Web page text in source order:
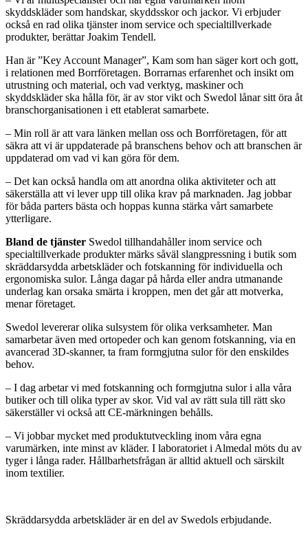
skyddskläder som handskar, skyddsskor och jackor. Vi erbjuder
också en rad olika tjänster inom service och specialtillverkade
produkter, berättar Joakim Tendell.
Han är ”Key Account Manager”, Kam som han säger kort och gott,
i relationen med Borrföretagen. Borrarnas erfarenhet och insikt om
utrustning och material, och vad verktyg, maskiner och
skyddskläder ska hålla för, är av stor vikt och Swedol lånar sitt öra åt
branschorganisationen i ett etablerat samarbete.
– Min roll är att vara länken mellan oss och Borrföretagen, för att
säkra att vi är uppdaterade på branschens behov och att branschen är
uppdaterad om vad vi kan göra för dem.
– Det kan också handla om att anordna olika aktiviteter och att
säkerställa att vi lever upp till olika krav på marknaden. Jag jobbar
för båda parters bästa och hoppas kunna stärka vårt samarbete
ytterligare.
Bland de tjänster Swedol tillhandahåller inom service och
specialtillverkade produkter märks såväl slangpressning i butik som
skräddarsydda arbetskläder och fotskanning för individuella och
ergonomiska sulor. Långa dagar på hårda eller andra utmanande
underlag kan orsaka smärta i kroppen, men det går att motverka,
menar företaget.
Swedol levererar olika sulsystem för olika verksamheter. Man
samarbetar även med ortopeder och kan genom fotskanning, via en
avancerad 3D-skanner, ta fram formgjutna sulor för den enskildes
behov.
– I dag arbetar vi med fotskanning och formgjutna sulor i alla våra
butiker och till olika typer av skor. Vid val av rätt sula till rätt sko
säkerställer vi också att CE-märkningen behålls.
– Vi jobbar mycket med produktutveckling inom våra egna
varumärken, inte minst av kläder. I laboratoriet i Almedal möts du av
tyger i långa rader. Hållbarhetsfrågan är alltid aktuell och särskilt
inom textilier.
Skräddarsydda arbetskläder är en del av Swedols erbjudande.